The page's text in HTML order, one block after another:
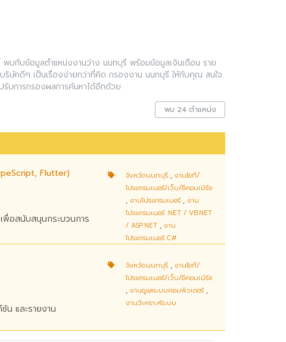
พบกับข้อมูลตำแหน่งงานว่าง นนทบุรี พร้อมข้อมูลเงินเดือน ราย
ษัทดีๆ เป็นเรื่องง่ายกว่าที่คิด กรองงาน นนทบุรี ให้กับคุณ สนใจ
บการกรองผลการค้นหาได้อีกด้วย
พบ 24 ตำแหน่ง
Flutter)
อสนับสนุนกระบวนการ
จังหวัดนนทบุรี ,งานไอที/
โปรแกรมเมอร์/เว็บ/อีคอมเมิร์ซ
,งานโปรแกรมเมอร์,งาน
โปรแกรมเมอร์ .NET / VB.NET
/ ASP.NET ,งาน
โปรแกรมเมอร์ C#
และรายงาน
จังหวัดนนทบุรี ,งานไอที/
โปรแกรมเมอร์/เว็บ/อีคอมเมิร์ซ
,งานดูแลระบบคอมพิวเตอร์,
งานวิเคราะห์ระบบ